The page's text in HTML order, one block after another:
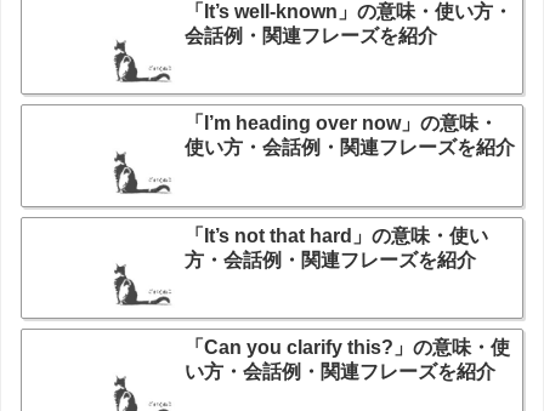
「It’s well-known」の意味・使い方・
会話例・関連フレーズを紹介
「I’m heading over now」の意味・
使い方・会話例・関連フレーズを紹介
「It’s not that hard」の意味・使い
方・会話例・関連フレーズを紹介
「Can you clarify this?」の意味・使
い方・会話例・関連フレーズを紹介